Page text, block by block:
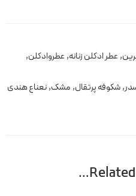
, عطر ادکلن زنانه, عطروادکلن,
,شکوفه پرتقال, مشک,نعناع هندی